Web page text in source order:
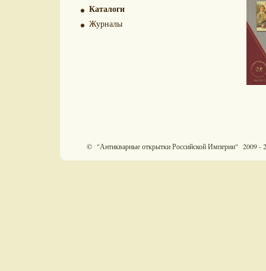
Каталоги
Журналы
© "Антикварные открытки Российской Империи" 2009 -